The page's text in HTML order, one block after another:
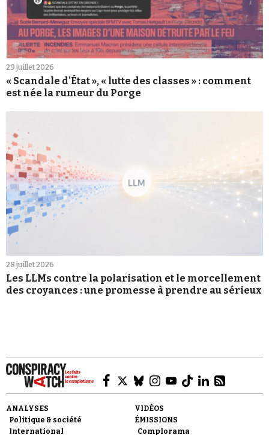
29 juillet 2026
« Scandale d'État », « lutte des classes » : comment
est née la rumeur du Porge
28 juillet 2026
Les LLMs contre la polarisation et le morcellement
des croyances : une promesse à prendre au sérieux
ANALYSES
Politique & société
International
VIDÉOS
ÉMISSIONS
Complorama